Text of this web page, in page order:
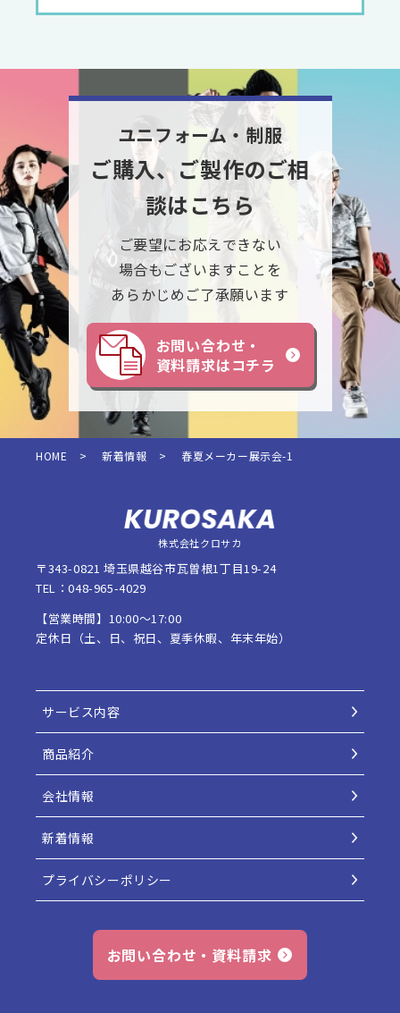
ユニフォーム・制服
ご購入、ご製作のご相
談はこちら
ご要望にお応えできない
場合もございますことを
あらかじめご了承願います
お問い合わせ・
資料請求はコチラ
HOME > 新着情報 > 春夏メーカー展示会-1
株式会社クロサカ
〒343-0821 埼玉県越谷市瓦曽根1丁目19-24
TEL：048-965-4029
【営業時間】10:00〜17:00
定休日（土、日、祝日、夏季休暇、年末年始）
サービス内容
商品紹介
会社情報
新着情報
プライバシーポリシー
お問い合わせ・資料請求